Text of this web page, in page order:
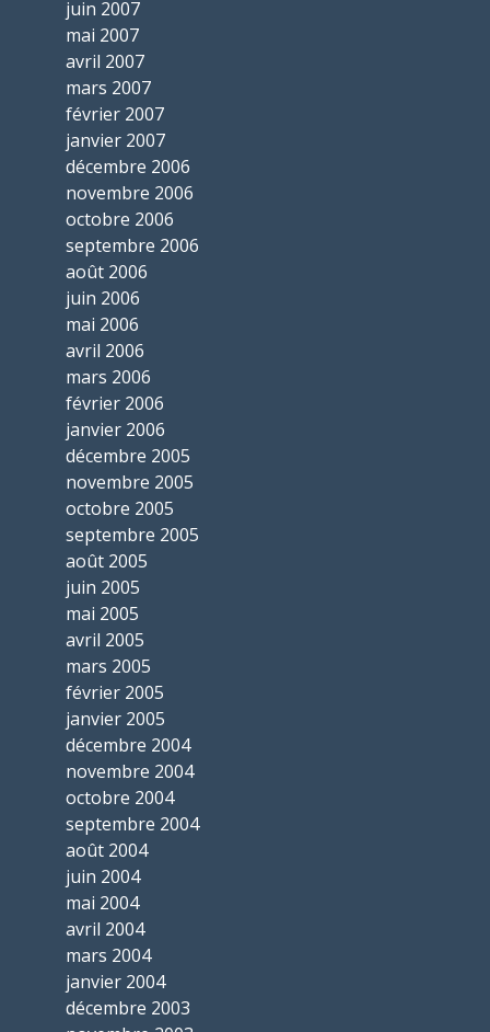
juin 2007
mai 2007
avril 2007
mars 2007
février 2007
janvier 2007
décembre 2006
novembre 2006
octobre 2006
septembre 2006
août 2006
juin 2006
mai 2006
avril 2006
mars 2006
février 2006
janvier 2006
décembre 2005
novembre 2005
octobre 2005
septembre 2005
août 2005
juin 2005
mai 2005
avril 2005
mars 2005
février 2005
janvier 2005
décembre 2004
novembre 2004
octobre 2004
septembre 2004
août 2004
juin 2004
mai 2004
avril 2004
mars 2004
janvier 2004
décembre 2003